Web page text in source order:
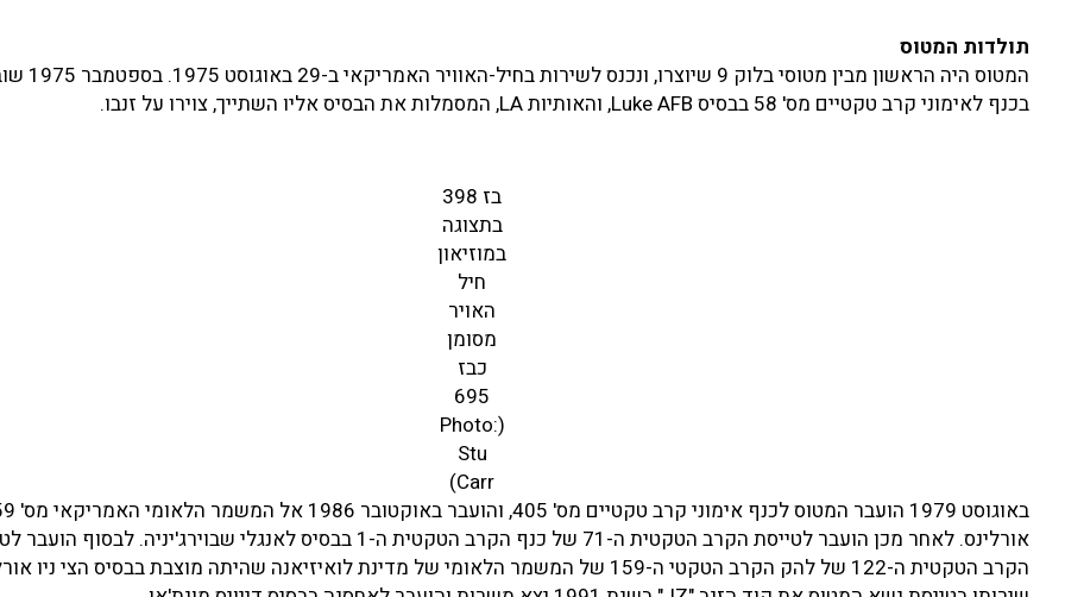
תולדות המטוס
המטוס היה הראשון
בכנף לאימוני קרב טקטיים מס' 58 בבסיס Luke AFB, והאותיות LA, המסמלות את הבסיס אליו השתייך, צוירו על זנבו.
בז 398
בתצוגה
במוזיאון
חיל
האויר
מסומן
כבז
695
(Photo:
Stu
Carr)
אורלינס. לאחר מכן הועבר לטייסת הקרב הטקטית ה-71 של כנף הקרב הטקטית ה-1 בבסיס לאנגלי שבוירג'יניה. לבסוף
הקרב הטקטית ה-122 של להק הקרב הטקטי ה-159 של המשמר הלאומי של מדינת לואיזיאנה שהיתה מוצבת בבסיס הצי